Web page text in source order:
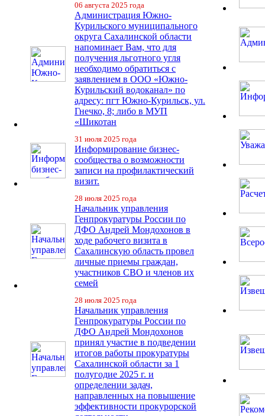
06 августа 2025 года
Администрация Южно-
Курильского муниципального
округа Сахалинской области
напоминает Вам, что для
получения льготного угля
необходимо обратиться с
заявлением в ООО «Южно-
Курильский водоканал» по
адресу: пгт Южно-Курильск, ул.
Гнечко, 8; либо в МУП
«Шикотан
31 июля 2025 года
Информирование бизнес-
сообщества о возможности
записи на профилактический
визит.
28 июля 2025 года
Начальник управления
Генпрокуратуры России по
ДФО Андрей Мондохонов в
ходе рабочего визита в
Сахалинскую область провел
личные приемы граждан,
участников СВО и членов их
семей
28 июля 2025 года
Начальник управления
Генпрокуратуры России по
ДФО Андрей Мондохонов
принял участие в подведении
итогов работы прокуратуры
Сахалинской области за 1
полугодие 2025 г. и
определении задач,
направленных на повышение
эффективности прокурорской